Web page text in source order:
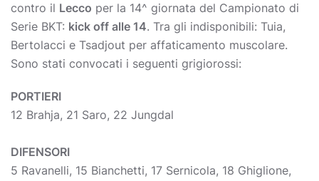
contro il Lecco per la 14^ giornata del Campionato di
Serie BKT: kick off alle 14. Tra gli indisponibili: Tuia,
Bertolacci e Tsadjout per affaticamento muscolare.
Sono stati convocati i seguenti grigiorossi:
PORTIERI
12 Brahja, 21 Saro, 22 Jungdal
DIFENSORI
5 Ravanelli, 15 Bianchetti, 17 Sernicola, 18 Ghiglione,